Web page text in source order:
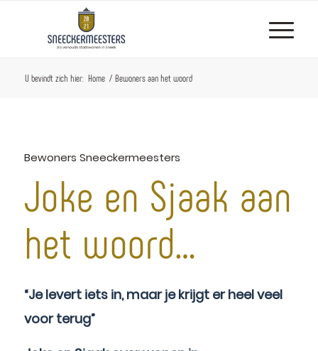
U bevindt zich hier: Home / Bewoners aan het woord
Bewoners Sneeckermeesters
Joke en Sjaak aan
het woord…
“Je levert iets in, maar je krijgt er heel veel
voor terug”